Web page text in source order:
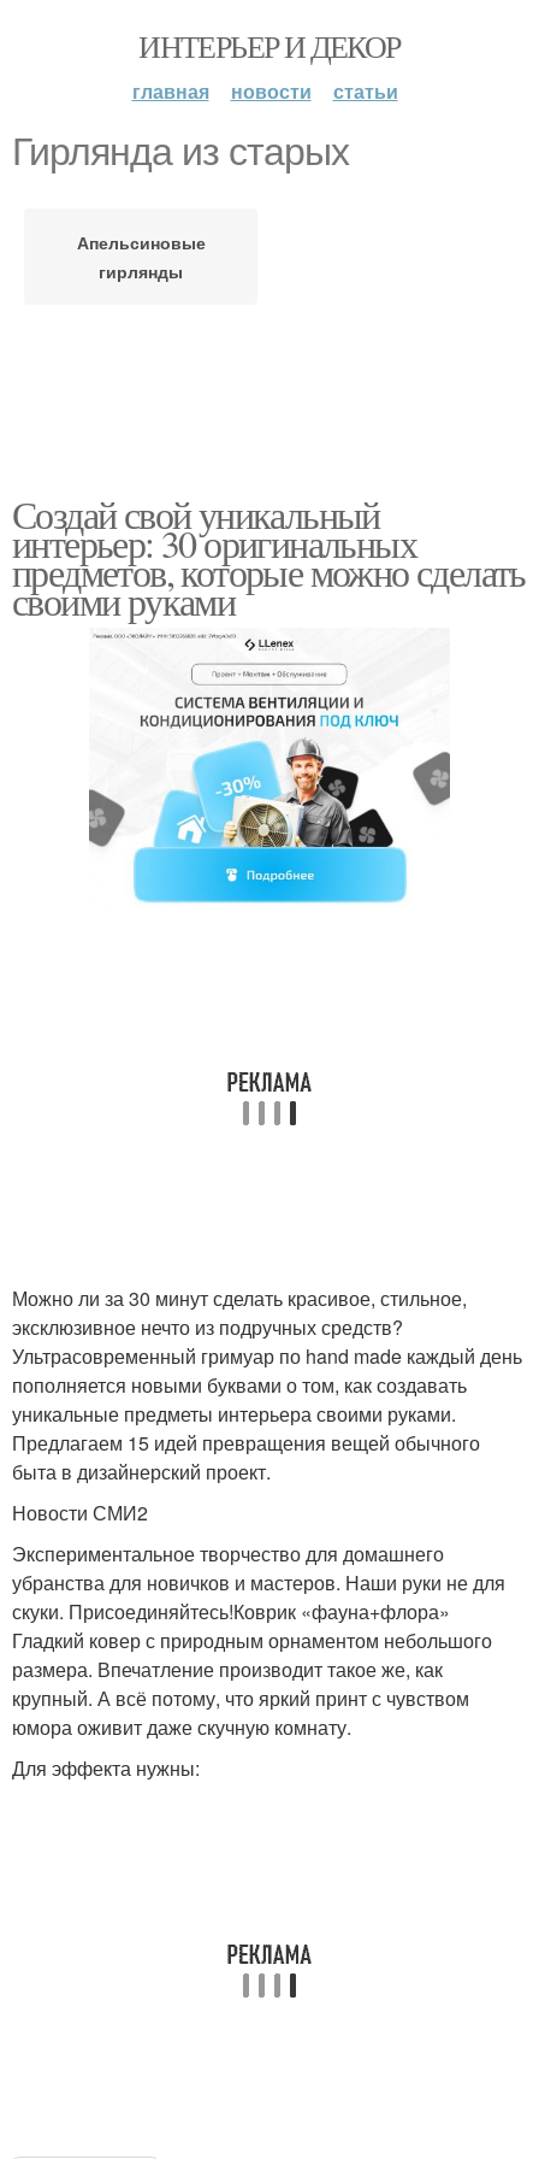
ИНТЕРЬЕР И ДЕКОР
главная новости статьи
Гирлянда из старых
Апельсиновые
гирлянды
Создай свой уникальный
интерьер: 30 оригинальных
предметов, которые можно сделать
своими руками
Можно ли за 30 минут сделать красивое, стильное,
эксклюзивное нечто из подручных средств?
Ультрасовременный гримуар по hand made каждый день
пополняется новыми буквами о том, как создавать
уникальные предметы интерьера своими руками.
Предлагаем 15 идей превращения вещей обычного
быта в дизайнерский проект.
Новости СМИ2
Экспериментальное творчество для домашнего
убранства для новичков и мастеров. Наши руки не для
скуки. Присоединяйтесь!Коврик «фауна+флора»
Гладкий ковер с природным орнаментом небольшого
размера. Впечатление производит такое же, как
крупный. А всё потому, что яркий принт с чувством
юмора оживит даже скучную комнату.
Для эффекта нужны: